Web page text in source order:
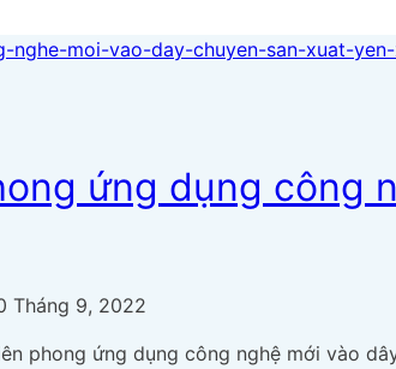
ứng dụng công
Tháng 9, 2022
phong ứng dụng công nghệ mới vào